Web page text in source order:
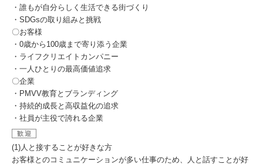
・誰もが自分らしく生活できる街づくり
・SDGsの取り組みと挑戦
〇お客様
・0歳から100歳まで寄り添う企業
・ライフクリエイトカンパニー
・一人ひとりの最高価値追求
〇企業
・PMVV教育とブランディング
・持続的成長と高収益化の追求
・社員が主役で誇れる企業
歓迎
(1)人と接することが好きな方
お客様とのコミュニケーションが多い仕事のため、人と話すことが好